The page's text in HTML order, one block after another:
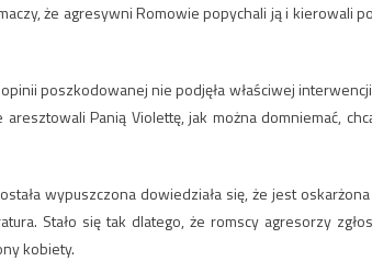
że agresywni Romowie popychali ją i kierowali
poszkodowanej nie podjęła właściwej
Panią Violettę, jak można domniemać,
wypuszczona dowiedziała się, że jest
Stało się tak dlatego, że romscy agresorzy
kobiety.